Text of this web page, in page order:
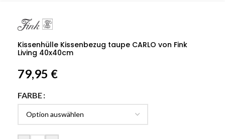
Kissenhülle Kissenbezug taupe CARLO von Fink
Living 40x40cm
79,95 €
FARBE